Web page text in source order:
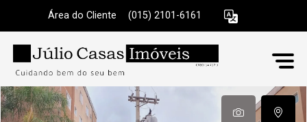
Área do Cliente (015) 2101-6161